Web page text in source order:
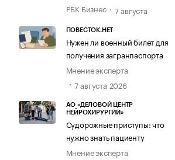
РБК Бизнес
7 августа
ПОВЕСТОК.НЕТ
Нужен ли военный билет для
получения загранпаспорта
Мнение эксперта
7 августа 2026
АО «ДЕЛОВОЙ ЦЕНТР
НЕЙРОХИРУРГИИ»
Судорожные приступы: что
нужно знать пациенту
Мнение эксперта